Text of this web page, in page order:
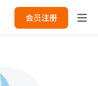
会员注册